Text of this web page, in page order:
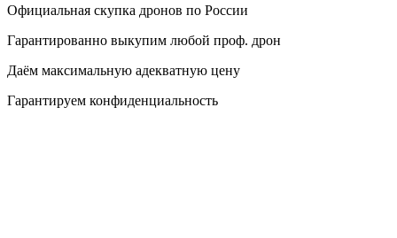
Официальная скупка дронов по России
Гарантированно выкупим любой проф. дрон
Даём максимальную адекватную цену
Гарантируем конфиденциальность